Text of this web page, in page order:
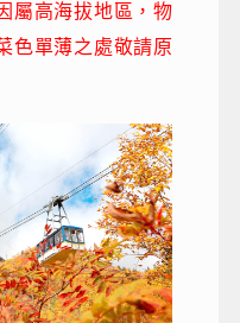
屬高海拔地區，物
色單薄之處敬請原